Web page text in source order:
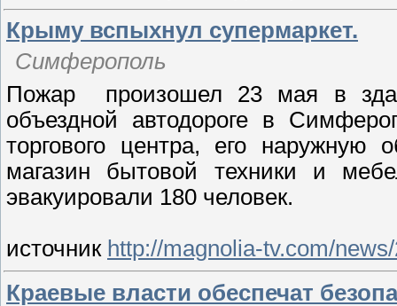
Крыму вспыхнул супермаркет.
Симферополь
Пожар произошел 23 мая в
объездной автодороге в
торгового центра, его
магазин бытовой техники и
эвакуировали 180 человек.
источник http://magnolia-tv.com/
Краевые власти обеспечат